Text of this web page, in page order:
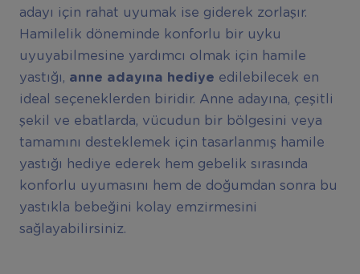
adayı için rahat uyumak ise giderek zorlaşır.
Hamilelik döneminde konforlu bir uyku
uyuyabilmesine yardımcı olmak için hamile
yastığı, anne adayına hediye edilebilecek en
ideal seçeneklerden biridir. Anne adayına, çeşitli
şekil ve ebatlarda, vücudun bir bölgesini veya
tamamını desteklemek için tasarlanmış hamile
yastığı hediye ederek hem gebelik sırasında
konforlu uyumasını hem de doğumdan sonra bu
yastıkla bebeğini kolay emzirmesini
sağlayabilirsiniz.